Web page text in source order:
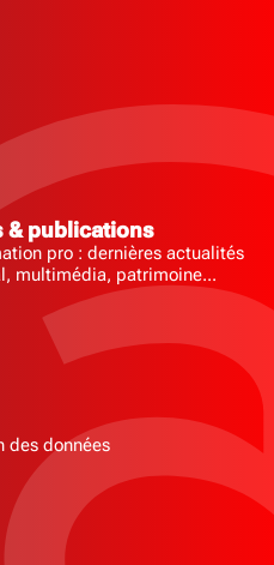
des données
& publications
pro : dernières actualités
multimédia, patrimoine...